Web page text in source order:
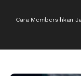
Cara Membersihkan